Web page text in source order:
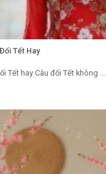
Tết Hay
Tết hay Câu đối Tết không ...